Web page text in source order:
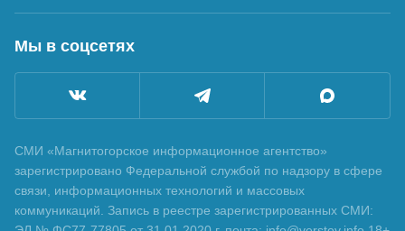
Мы в соцсетях
СМИ «Магнитогорское информационное агентство»
зарегистрировано Федеральной службой по надзору в сфере
связи, информационных технологий и массовых
коммуникаций. Запись в реестре зарегистрированных СМИ: